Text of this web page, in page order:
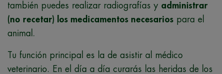
también puedes realizar radiografías y administrar
(no recetar) los medicamentos necesarios para el
animal.
Tu función principal es la de asistir al médico
veterinario. En el día a día curarás las heridas de los